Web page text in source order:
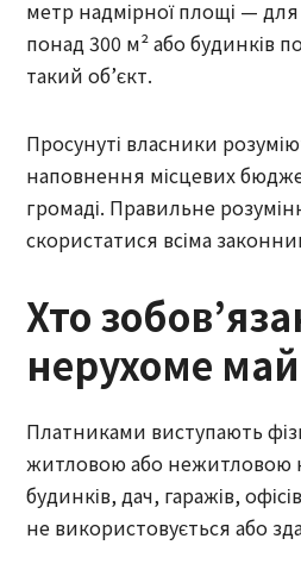
метр надмірної площі —
понад 300 м² або будинків
такий об’єкт.
Просунуті власники
наповнення місцевих
громаді. Правильне
скористатися всіма
Хто
нерухоме
Платниками виступають
житловою або нежитловою
будинків, дач, гаражів,
не використовується або